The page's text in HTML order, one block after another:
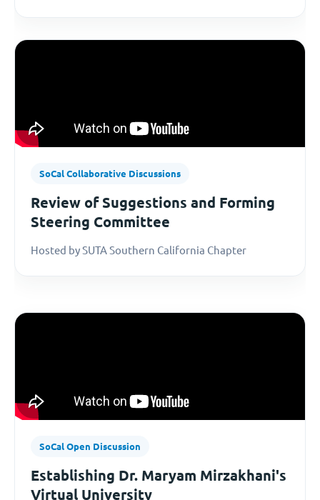
SoCal Collaborative Discussions
Review of Suggestions and Forming
Steering Committee
Hosted by SUTA Southern California Chapter
SoCal Open Discussion
Establishing Dr. Maryam Mirzakhani's
Virtual University